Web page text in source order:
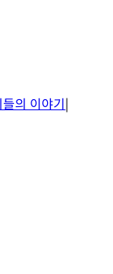
의 이야기|